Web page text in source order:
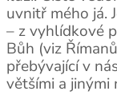
uvnitř mého já.
– z vyhlídkové
Bůh (viz
přebývající v
většími a jinými